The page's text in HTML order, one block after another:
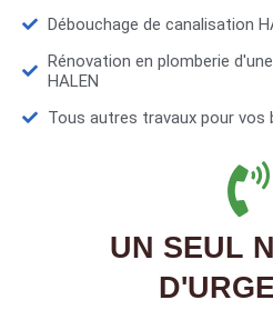
Débouchage de canalisation
Rénovation en plomberie
HALEN
Tous autres travaux pour vos
UN SEUL